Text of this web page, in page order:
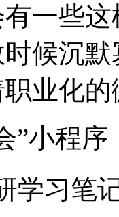
一些
候沉
业化的
”小程序
学习笔